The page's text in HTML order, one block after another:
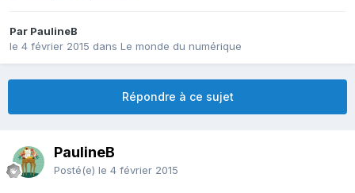
Par PaulineB
le 4 février 2015 dans Le monde du numérique
Répondre à ce sujet
PaulineB
Posté(e) le 4 février 2015